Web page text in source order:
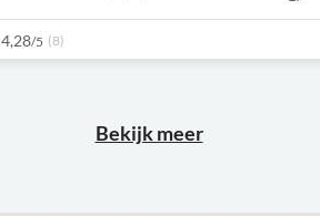
4,28/5 (8)
Bekijk meer